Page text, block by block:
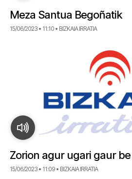
Meza Santua Begoñatik
15/06/2023 • 11:10 • BIZKAIA IRRATIA
Zorion agur ugari gaur be
15/06/2023 • 11:09 • BIZKAIA IRRATIA